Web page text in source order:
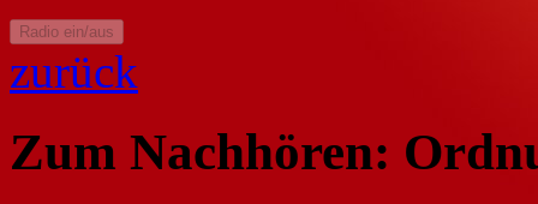
Radio ein/aus
zurück
Zum Nachhören: